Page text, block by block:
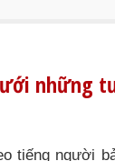
những
tiếng người